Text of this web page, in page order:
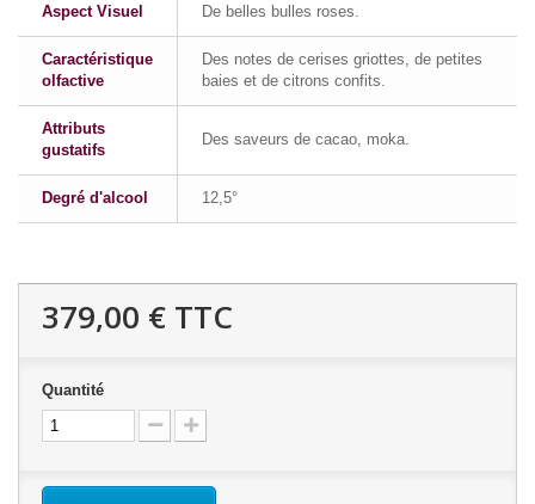
Aspect Visuel De belles bulles roses.
Caractéristique
olfactive
Des notes de cerises griottes, de petites
baies et de citrons confits.
Attributs
gustatifs
Des saveurs de cacao, moka.
Degré d'alcool 12,5°
379,00 € TTC
Quantité